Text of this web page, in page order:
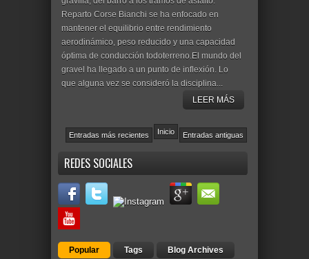
Reparto Corse Bianchi se ha enfocado en
mantener el equilibrio entre rendimiento
aerodinámico, peso reducido y una capacidad
óptima de conducción todoterreno.El mundo del
gravel ha llegado a un punto de inflexión. Lo
que alguna vez se consideró la disciplina...
LEER MÁS
Entradas más recientes Entradas antiguas
Inicio
REDES SOCIALES
Popular Tags Blog Archives